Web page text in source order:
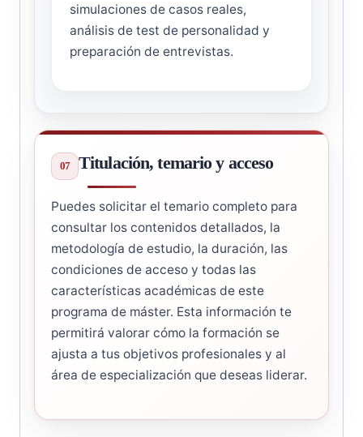
simulaciones de casos reales,
análisis de test de personalidad y
preparación de entrevistas.
Titulación, temario y acceso
Puedes solicitar el temario completo para
consultar los contenidos detallados, la
metodología de estudio, la duración, las
condiciones de acceso y todas las
características académicas de este
programa de máster. Esta información te
permitirá valorar cómo la formación se
ajusta a tus objetivos profesionales y al
área de especialización que deseas liderar.